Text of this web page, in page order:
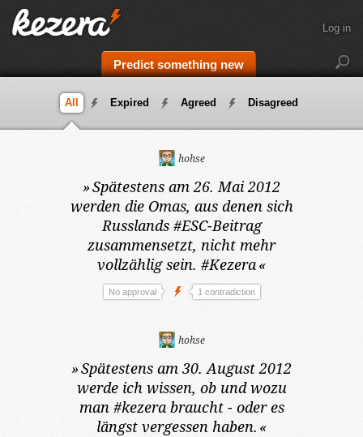
Predict something new
Log in
All Expired Agreed Disagreed
hohse
»Spätestens am 26. Mai 2012
werden die Omas, aus denen sich
Russlands #ESC-Beitrag
zusammensetzt, nicht mehr
vollzählig sein. #Kezera«
No approval 1 contradiction
hohse
»Spätestens am 30. August 2012
werde ich wissen, ob und wozu
man #kezera braucht - oder es
längst vergessen haben. «